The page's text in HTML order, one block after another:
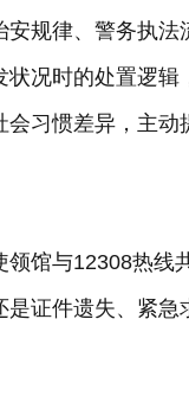
安规律、警务执法
况时的处置逻辑
会习惯差异，主动
领馆与12308热线
是证件遗失、紧急